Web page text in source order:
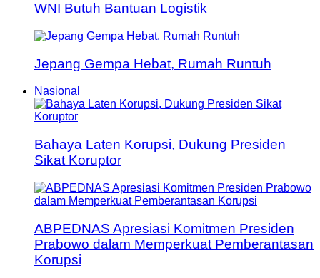
WNI Butuh Bantuan Logistik
Jepang Gempa Hebat, Rumah Runtuh
Nasional
Bahaya Laten Korupsi, Dukung Presiden
Sikat Koruptor
ABPEDNAS Apresiasi Komitmen Presiden
Prabowo dalam Memperkuat Pemberantasan
Korupsi